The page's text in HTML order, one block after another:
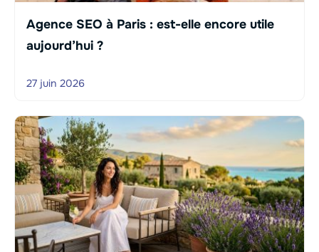
Agence SEO à Paris : est-elle encore utile
aujourd’hui ?
27 juin 2026